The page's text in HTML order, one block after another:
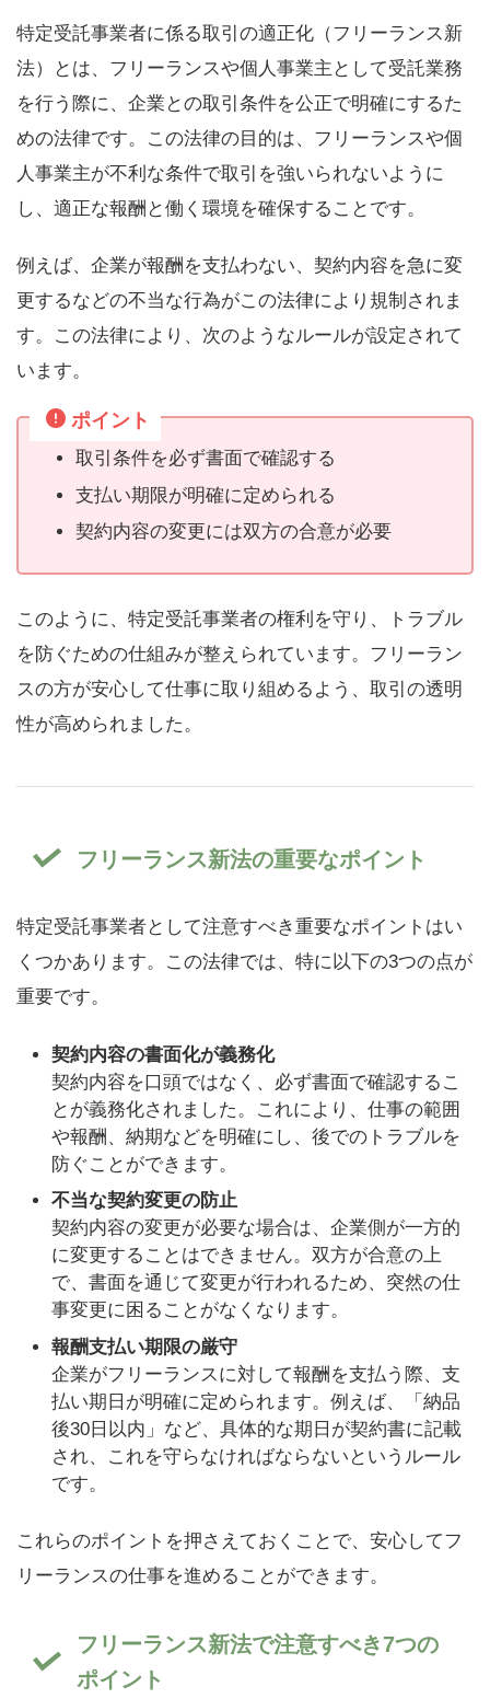
特定受託事業者に係る取引の適正化（フリーランス新
法）とは、フリーランスや個人事業主として受託業務
を行う際に、企業との取引条件を公正で明確にするた
めの法律です。この法律の目的は、フリーランスや個
人事業主が不利な条件で取引を強いられないように
し、適正な報酬と働く環境を確保することです。
例えば、企業が報酬を支払わない、契約内容を急に変
更するなどの不当な行為がこの法律により規制されま
す。この法律により、次のようなルールが設定されて
います。
ポイント
取引条件を必ず書面で確認する
支払い期限が明確に定められる
契約内容の変更には双方の合意が必要
このように、特定受託事業者の権利を守り、トラブル
を防ぐための仕組みが整えられています。フリーラン
スの方が安心して仕事に取り組めるよう、取引の透明
性が高められました。
フリーランス新法の重要なポイント
特定受託事業者として注意すべき重要なポイントはい
くつかあります。この法律では、特に以下の3つの点が
重要です。
契約内容の書面化が義務化
契約内容を口頭ではなく、必ず書面で確認するこ
とが義務化されました。これにより、仕事の範囲
や報酬、納期などを明確にし、後でのトラブルを
防ぐことができます。
不当な契約変更の防止
契約内容の変更が必要な場合は、企業側が一方的
に変更することはできません。双方が合意の上
で、書面を通じて変更が行われるため、突然の仕
事変更に困ることがなくなります。
報酬支払い期限の厳守
企業がフリーランスに対して報酬を支払う際、支
払い期日が明確に定められます。例えば、「納品
後30日以内」など、具体的な期日が契約書に記載
され、これを守らなければならないというルール
です。
これらのポイントを押さえておくことで、安心してフ
リーランスの仕事を進めることができます。
フリーランス新法で注意すべき7つの
ポイント